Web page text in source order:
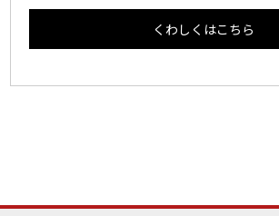
くわしくはこちら